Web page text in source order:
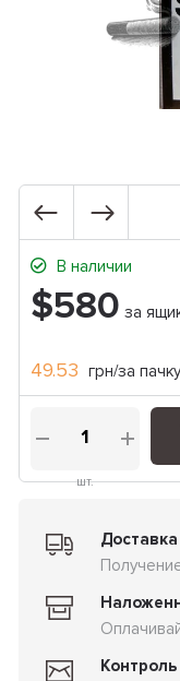
В наличии
$580 за
49.53 грн/за пачку
шт.